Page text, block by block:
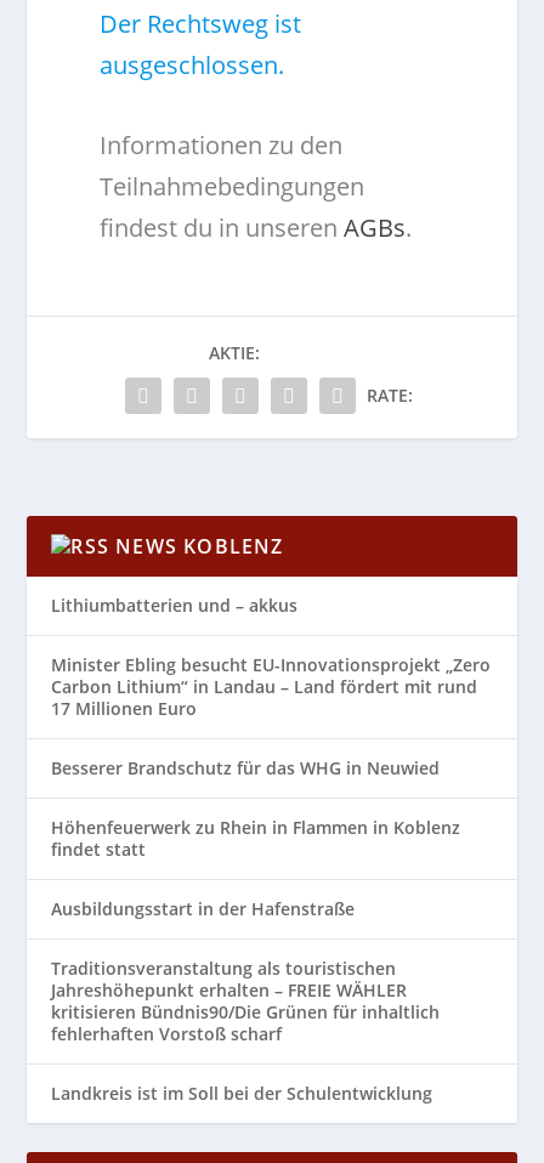
Der Rechtsweg ist
ausgeschlossen.
Informationen zu den
Teilnahmebedingungen
findest du in unserenAGBs.
AKTIE:
RATE:
NEWS KOBLENZ
Lithiumbatterien und – akkus
Minister Ebling besucht EU-Innovationsprojekt „Zero
Carbon Lithium“ in Landau – Land fördert mit rund
17 Millionen Euro
Besserer Brandschutz für das WHG in Neuwied
Höhenfeuerwerk zu Rhein in Flammen in Koblenz
findet statt
Ausbildungsstart in der Hafenstraße
Traditionsveranstaltung als touristischen
Jahreshöhepunkt erhalten – FREIE WÄHLER
kritisieren Bündnis90/Die Grünen für inhaltlich
fehlerhaften Vorstoß scharf
Landkreis ist im Soll bei der Schulentwicklung